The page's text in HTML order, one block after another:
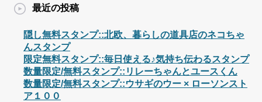
最近の投稿
隠し無料スタンプ::北欧、暮らしの道具店のネコちゃ
んスタンプ
限定無料スタンプ::毎日使える♪気持ち伝わるスタンプ
数量限定/無料スタンプ::リレーちゃんとユースくん
数量限定/無料スタンプ::ウサギのウー × ローソンスト
ア１００